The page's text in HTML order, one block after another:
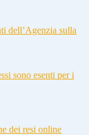
dell’Agenzia sulla
sono esenti per i
dei resi online